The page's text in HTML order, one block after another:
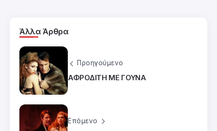
Άλλα Άρθρα
Προηγούμενο
ΑΦΡΟΔΙΤΗ ΜΕ ΓΟΥΝΑ
Επόμενο